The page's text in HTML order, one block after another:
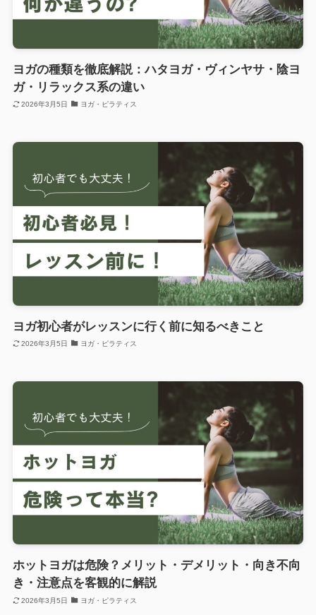
ヨガの種類を徹底解説：ハタヨガ・ヴィンヤサ・陰ヨ
ガ・リラックス系の違い
2026年3月5日 ヨガ・ピラティス
ヨガ初心者がレッスンに行く前に知るべきこと
2026年3月5日 ヨガ・ピラティス
ホットヨガは危険？メリット・デメリット・向き不向
き・注意点を客観的に解説
2026年3月5日 ヨガ・ピラティス